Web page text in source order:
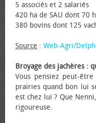
5 associés et 2 salariés
420 ha de SAU dont 70
380 bovins dont 125
Source : Web-Agri/
Broyage des jachères :
Vous pensiez peut-
prairies quand bon lui
est chez lui ? Que
rigoureuse.